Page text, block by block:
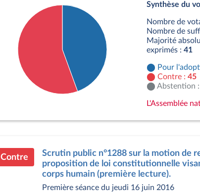
Contre : 45 députés
Synthèse du
Nombre de
Nombre de
Majorité
exprimés : 41
Pour
Contre : 45
Abstention :
L'Assemblée
Contre
Scrutin public n°1288 sur la motion de
proposition de loi constitutionnelle
corps humain (première lecture).
Première séance du jeudi 16 juin 2016